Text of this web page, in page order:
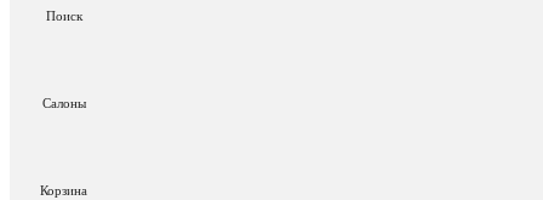
Поиск
Салоны
Корзина